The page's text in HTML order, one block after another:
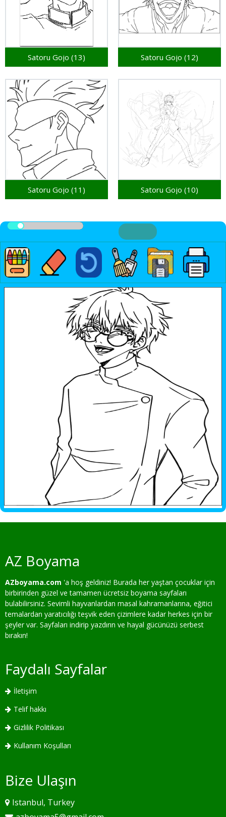
Satoru Gojo (13) Satoru Gojo (12)
Satoru Gojo (11) Satoru Gojo (10)
AZ Boyama
AZboyama.com 'a hoş geldiniz! Burada her yaştan çocuklar için
birbirinden güzel ve tamamen ücretsiz boyama sayfaları
bulabilirsiniz. Sevimli hayvanlardan masal kahramanlarına, eğitici
temalardan yaratıcılığı teşvik eden çizimlere kadar herkes için bir
şeyler var. Sayfaları indirip yazdırın ve hayal gücünüzü serbest
bırakın!
Faydalı Sayfalar
İletişim
Telif hakkı
Gizlilik Politikası
Kullanım Koşulları
Bize Ulaşın
Istanbul, Turkey